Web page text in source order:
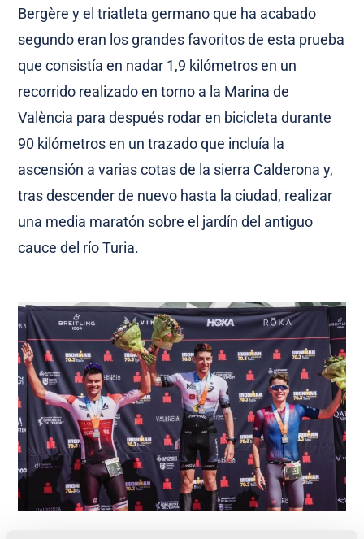
Bergère y el triatleta germano que ha acabado
segundo eran los grandes favoritos de esta prueba
que consistía en nadar 1,9 kilómetros en un
recorrido realizado en torno a la Marina de
València para después rodar en bicicleta durante
90 kilómetros en un trazado que incluía la
ascensión a varias cotas de la sierra Calderona y,
tras descender de nuevo hasta la ciudad, realizar
una media maratón sobre el jardín del antiguo
cauce del río Turia.